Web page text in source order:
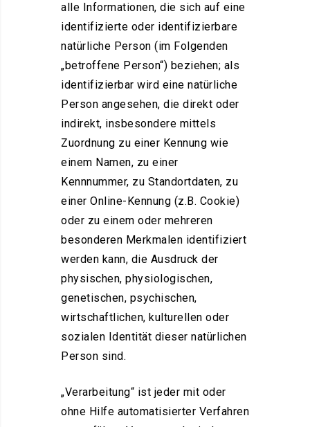
alle Informationen, die sich auf eine
identifizierte oder identifizierbare
natürliche Person (im Folgenden
„betroffene Person“) beziehen; als
identifizierbar wird eine natürliche
Person angesehen, die direkt oder
indirekt, insbesondere mittels
Zuordnung zu einer Kennung wie
einem Namen, zu einer
Kennnummer, zu Standortdaten, zu
einer Online-Kennung (z.B. Cookie)
oder zu einem oder mehreren
besonderen Merkmalen identifiziert
werden kann, die Ausdruck der
physischen, physiologischen,
genetischen, psychischen,
wirtschaftlichen, kulturellen oder
sozialen Identität dieser natürlichen
Person sind.
„Verarbeitung“ ist jeder mit oder
ohne Hilfe automatisierter Verfahren